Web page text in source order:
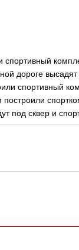
спортивный
дороге высадят
спортивный
под сквер и